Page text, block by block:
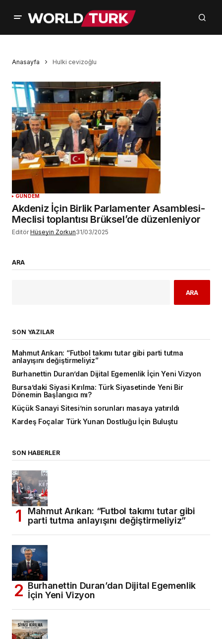
Anasayfa Hulki cevizoğlu
GÜNDEM
Akdeniz İçin Birlik Parlamenter Asamblesi-
Meclisi toplantısı Brüksel’de düzenleniyor
Editör Hüseyin Zorkun31/03/2025
ARA
ARA
SON YAZILAR
Mahmut Arıkan: “Futbol takımı tutar gibi parti tutma
anlayışını değiştirmeliyiz”
Burhanettin Duran’dan Dijital Egemenlik İçin Yeni Vizyon
Bursa’daki Siyasi Kırılma: Türk Siyasetinde Yeni Bir
Dönemin Başlangıcı mı?
Küçük Sanayi Sitesi’nin sorunları masaya yatırıldı
Kardeş Foçalar Türk Yunan Dostluğu İçin Buluştu
SON HABERLER
Mahmut Arıkan: “Futbol takımı tutar gibi
parti tutma anlayışını değiştirmeliyiz”
Burhanettin Duran’dan Dijital Egemenlik
İçin Yeni Vizyon